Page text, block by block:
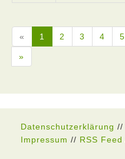
« 1 2 3 4 5
»
Datenschutzerklärung //
Impressum // RSS Feed